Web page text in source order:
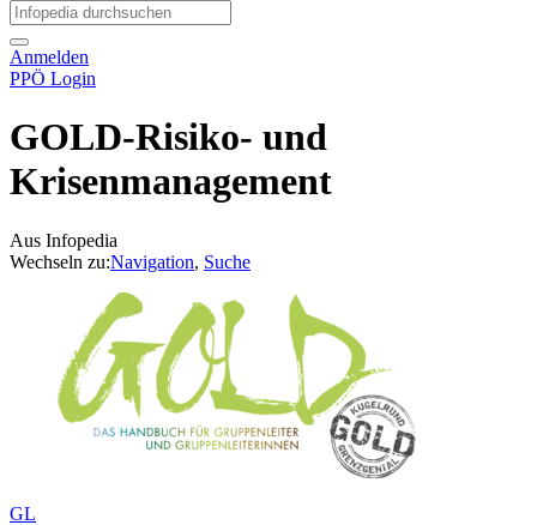
Anmelden
PPÖ Login
GOLD-Risiko- und
Krisenmanagement
Aus Infopedia
Wechseln zu:Navigation, Suche
GL